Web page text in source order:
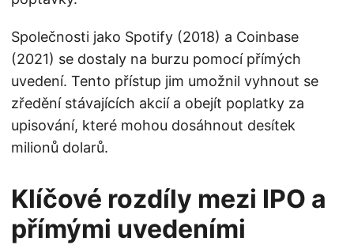
Společnosti jako Spotify (2018) a Coinbase
(2021) se dostaly na burzu pomocí přímých
uvedení. Tento přístup jim umožnil vyhnout se
zředění stávajících akcií a obejít poplatky za
upisování, které mohou dosáhnout desítek
milionů dolarů.
Klíčové rozdíly mezi IPO a
přímými uvedeními